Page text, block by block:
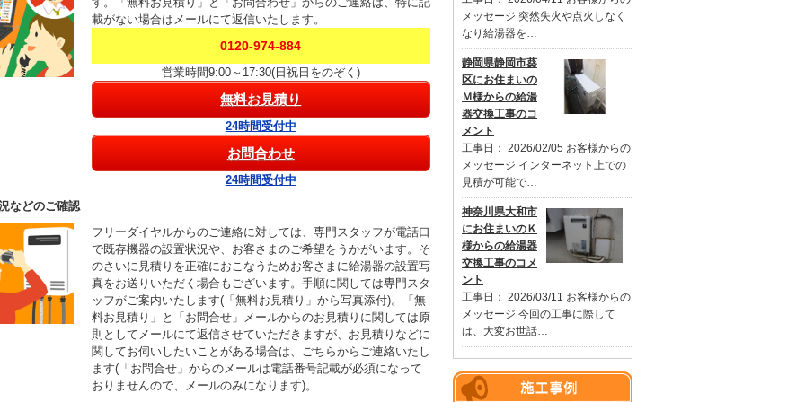
メッセージ 突然失火や点火しなく
なり給湯器を…
静岡県静岡市葵
区にお住まいの
Ｍ様からの給湯
器交換工事のコ
メント
工事日： 2026/02/05 お客様からの
メッセージ インターネット上での
見積が可能で…
神奈川県大和市
にお住まいのＫ
様からの給湯器
交換工事のコメ
ント
工事日： 2026/03/11 お客様からの
メッセージ 今回の工事に際して
は、大変お世話…
載がない場合はメールにて返信いたします。
0120-974-884
営業時間9:00～17:30(日祝日をのぞく)
無料お見積り
24時間受付中
お問合わせ
24時間受付中
などのご確認
フリーダイヤルからのご連絡に対しては、専門スタッフが電話口
で既存機器の設置状況や、お客さまのご希望をうかがいます。そ
のさいに見積りを正確におこなうためお客さまに給湯器の設置写
真をお送りいただく場合もございます。手順に関しては専門スタ
ッフがご案内いたします(「無料お見積り」から写真添付)。「無
料お見積り」と「お問合せ」メールからのお見積りに関しては原
則としてメールにて返信させていただきますが、お見積りなどに
関してお伺いしたいことがある場合は、ごちらからご連絡いたし
ます(「お問合せ」からのメールは電話番号記載が必須になって
おりませんので、メールのみになります)。